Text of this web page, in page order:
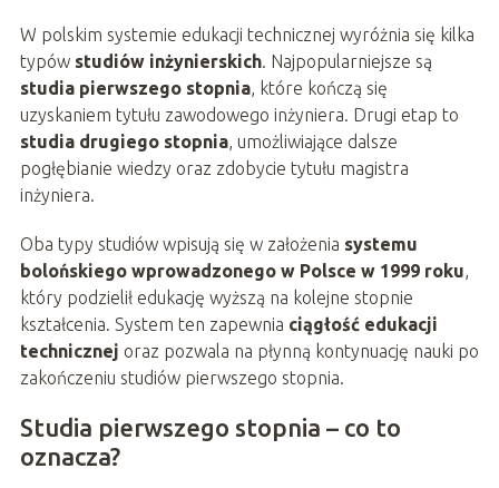
W polskim systemie edukacji technicznej wyróżnia się kilka
typów studiów inżynierskich. Najpopularniejsze są
studia pierwszego stopnia, które kończą się
uzyskaniem tytułu zawodowego inżyniera. Drugi etap to
studia drugiego stopnia, umożliwiające dalsze
pogłębianie wiedzy oraz zdobycie tytułu magistra
inżyniera.
Oba typy studiów wpisują się w założenia systemu
bolońskiego wprowadzonego w Polsce w 1999 roku,
który podzielił edukację wyższą na kolejne stopnie
kształcenia. System ten zapewnia ciągłość edukacji
technicznej oraz pozwala na płynną kontynuację nauki po
zakończeniu studiów pierwszego stopnia.
Studia pierwszego stopnia – co to
oznacza?